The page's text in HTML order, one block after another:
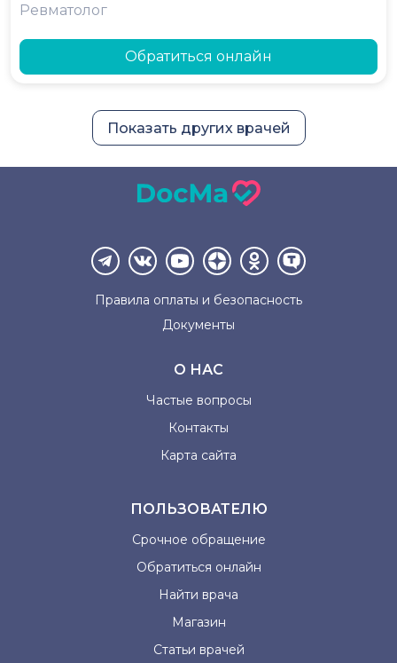
Ревматолог
Обратиться онлайн
Показать других врачей
Правила оплаты и безопасность
Документы
О НАС
Частые вопросы
Контакты
Карта сайта
ПОЛЬЗОВАТЕЛЮ
Срочное обращение
Обратиться онлайн
Найти врача
Магазин
Статьи врачей